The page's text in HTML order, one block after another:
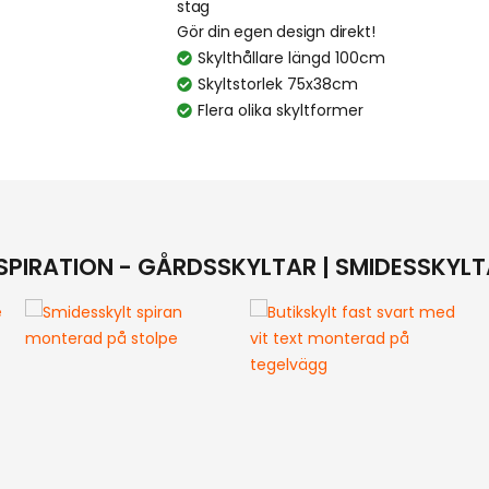
stag
Gör din egen design direkt!
Skylthållare längd 100cm
Skyltstorlek 75x38cm
Flera olika skyltformer
- GÅRDSSKYLTAR |